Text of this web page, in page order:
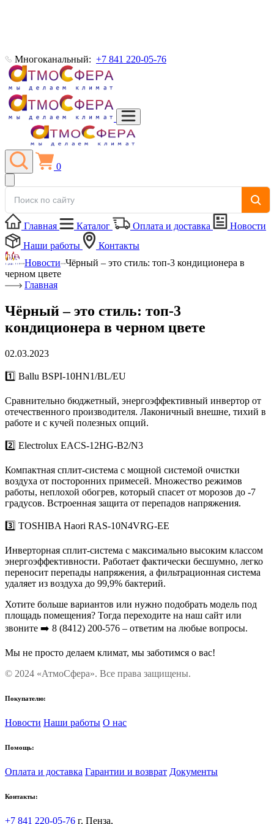
Многоканальный: +7 841 220-05-76
0
Главная Каталог Оплата и доставка
Новости
Наши работы
Контакты
Новости Чёрный – это стиль: топ-3 кондиционера в
черном цвете
Главная
Чёрный – это стиль: топ-3
кондиционера в черном цвете
02.03.2023
1️⃣ Ballu BSPI-10HN1/BL/EU
Сравнительно бюджетный, энергоэффективный инвертор от
отечественного производителя. Лаконичный внешне, тихий в
работе и с кучей полезных опций.
2️⃣ Electrolux EACS-12HG-B2/N3
Компактная сплит-система с мощной системой очистки
воздуха от посторонних примесей. Множество режимов
работы, неплохой обогрев, который спасет от морозов до -7
градусов. Встроенная защита от перепадов напряжения.
3️⃣ TOSHIBA Haori RAS-10N4VRG-EE
Инверторная сплит-система с максимально высоким классом
энергоэффективности. Работает фактически бесшумно, легко
переносит перепады напряжения, а фильтрационная система
удаляет из воздуха до 99,9% бактерий.
Хотите больше вариантов или нужно подобрать модель под
площадь помещения? Тогда переходите на наш сайт или
звоните ➡️ 8 (8412) 200-576 – ответим на любые вопросы.
Мы не просто делаем климат, мы заботимся о вас!
© 2024 «АтмоСфера». Все права защищены.
Покупателю:
Новости Наши работы О нас
Помощь:
Оплата и доставка Гарантии и возврат Документы
Контакты:
+7 841 220-05-76 г. Пенза,